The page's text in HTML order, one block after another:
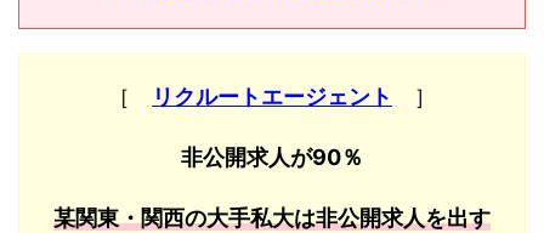
［ リクルートエージェント ］
非公開求人が90％
某関東・関西の大手私大は非公開求人を出す